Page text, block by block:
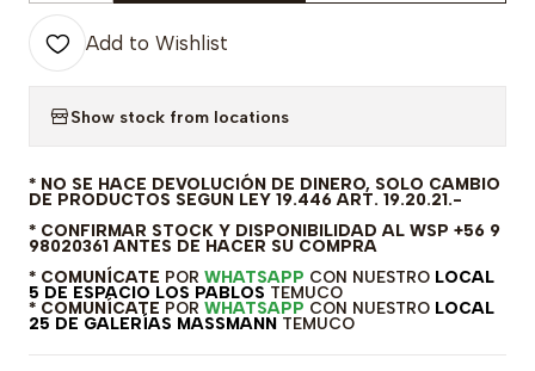
Add to Wishlist
Show stock from locations
* NO SE HACE DEVOLUCIÓN DE DINERO, SOLO CAMBIO
DE PRODUCTOS SEGUN LEY 19.446 ART. 19.20.21.-
* CONFIRMAR STOCK Y DISPONIBILIDAD AL WSP +56 9
98020361 ANTES DE HACER SU COMPRA
* COMUNÍCATE POR WHATSAPP CON NUESTRO LOCAL
5 DE ESPACIO LOS PABLOS TEMUCO
* COMUNÍCATE POR WHATSAPP CON NUESTRO LOCAL
25 DE GALERÍAS MASSMANN TEMUCO